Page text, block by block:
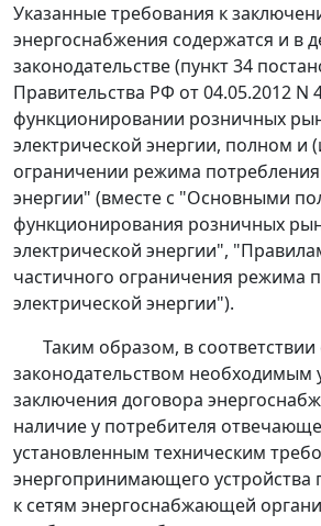
Указанные требования к
энергоснабжения содержатся и в
законодательстве (пункт 34
Правительства РФ от 04.05.2012 N
функционировании розничных
электрической энергии, полном и
ограничении режима потребления
энергии" (вместе с "Основными
функционирования розничных
электрической энергии",
частичного ограничения режима
электрической энергии").
Таким образом, в
законодательством необходимым
заключения договора
наличие у потребителя
установленным техническим
энергопринимающего устройства
к сетям энергоснабжающей